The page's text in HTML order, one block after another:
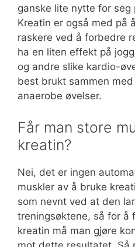
ganske lite nytte for seg
Kreatin er også med på
raskere ved å forbedre
ha en liten effekt på
og andre slike kardio-
best brukt sammen
anaerobe øvelser.
Får man store
kreatin?
Nei, det er ingen
muskler av å bruke
som nevnt ved at den
treningsøktene, så for å
kreatin må man gjøre